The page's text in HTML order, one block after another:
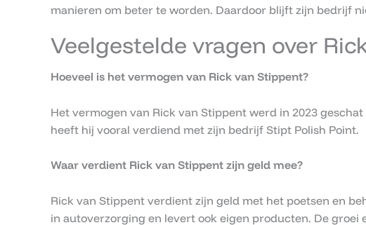
manieren om beter te worden. Daardoor blijft zijn bedrijf
Veelgestelde vragen over
Hoeveel is het vermogen van Rick van Stippent?
Het vermogen van Rick van Stippent werd in 2023
heeft hij vooral verdiend met zijn bedrijf Stipt Polish Point.
Waar verdient Rick van Stippent zijn geld mee?
Rick van Stippent verdient zijn geld met het poetsen en
in autoverzorging en levert ook eigen producten. De